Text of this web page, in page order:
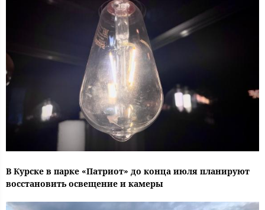
В Курске в парке «Патриот» до конца июля планируют
восстановить освещение и камеры